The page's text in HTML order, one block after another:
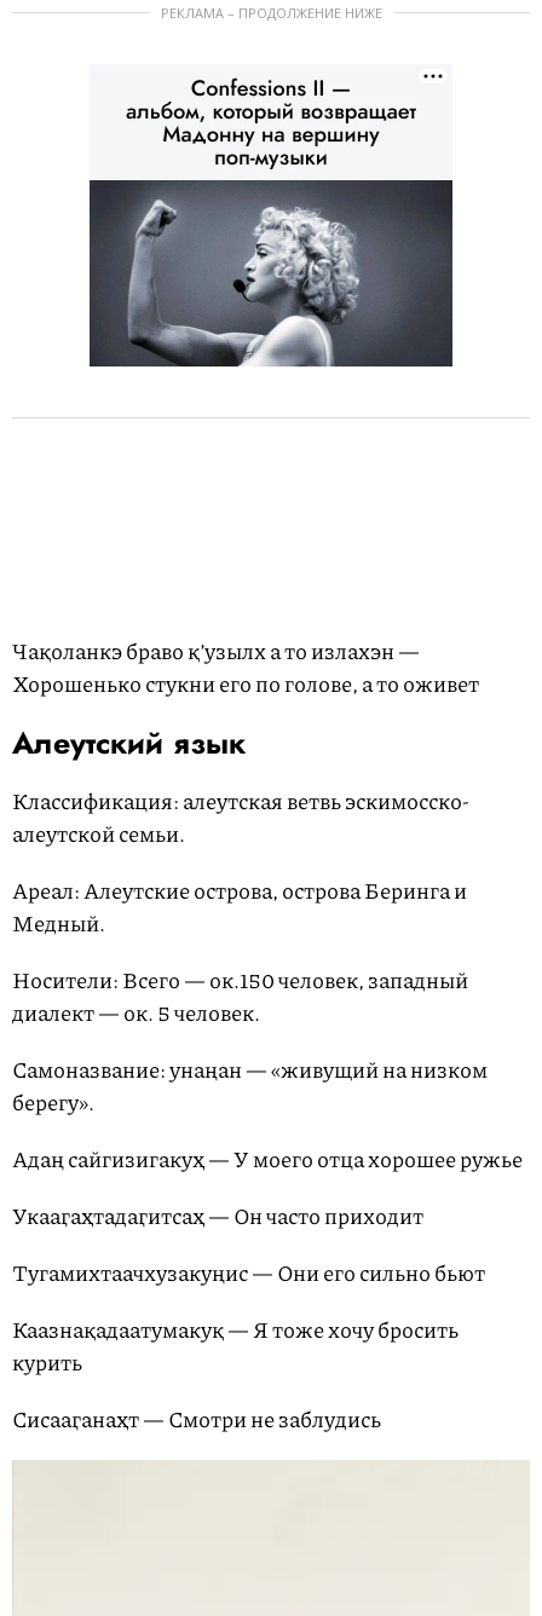
РЕКЛАМА – ПРОДОЛЖЕНИЕ НИЖЕ
Чақоланкэ браво қ’узылх а то излахэн —
Хорошенько стукни его по голове, а то оживет
Алеутский язык
Классификация: алеутская ветвь эскимосско-
алеутской семьи.
Ареал: Алеутские острова, острова Беринга и
Медный.
Носители: Всего — ок.150 человек, западный
диалект — ок. 5 человек.
Самоназвание: унаңан — «живущий на низком
берегу».
Адаң сайгизигакуҳ — У моего отца хорошее ружье
Укааӷаҳтадаӷитсаҳ — Он часто приходит
Тугамихтаачхузакуңис — Они его сильно бьют
Каазнақадаатумакуқ — Я тоже хочу бросить
курить
Сисааӷанаҳт — Смотри не заблудись